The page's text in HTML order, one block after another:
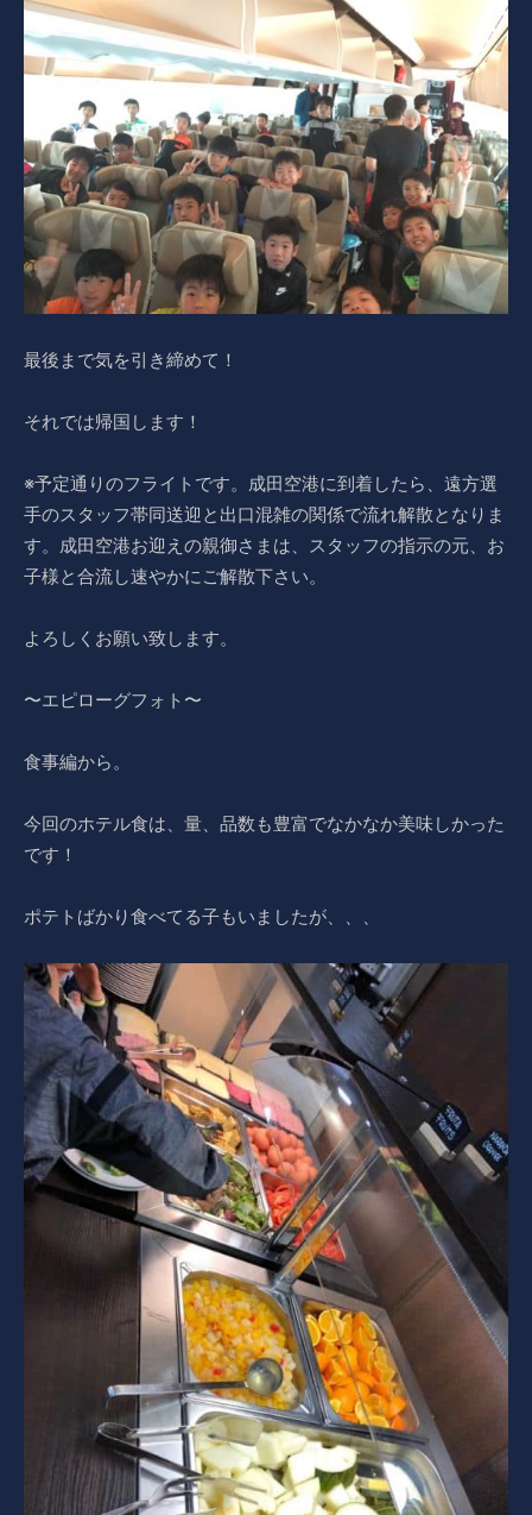
最後まで気を引き締めて！
それでは帰国します！
※予定通りのフライトです。成田空港に到着したら、遠方選
手のスタッフ帯同送迎と出口混雑の関係で流れ解散となりま
す。成田空港お迎えの親御さまは、スタッフの指示の元、お
子様と合流し速やかにご解散下さい。
よろしくお願い致します。
〜エピローグフォト〜
食事編から。
今回のホテル食は、量、品数も豊富でなかなか美味しかった
です！
ポテトばかり食べてる子もいましたが、、、